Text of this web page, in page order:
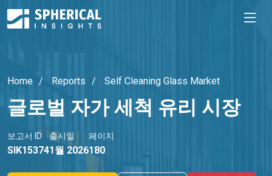
Home Reports Self Cleaning Glass Market
글로벌 자가 세척 유리 시장
보고서 ID
SIK15374
출시일
1월 2026
페이지
180